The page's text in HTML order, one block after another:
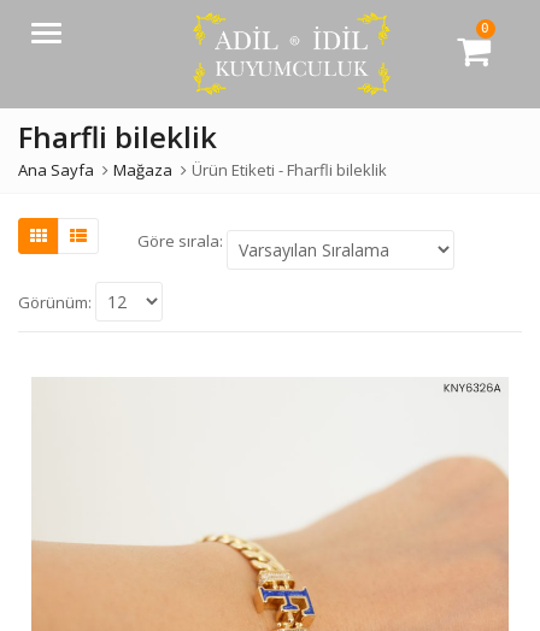
Menü 0
Fharfli bileklik
Ana Sayfa Mağaza Ürün Etiketi - Fharfli bileklik
Göre sırala:
Görünüm: